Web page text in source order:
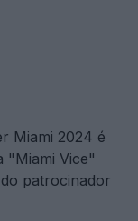
Miami 2024 é
"Miami Vice"
patrocinador